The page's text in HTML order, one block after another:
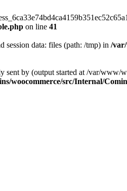
on line 41
session data: files (path: /tmp) in /
sent by (output started at /var/
woocommerce/src/Internal/